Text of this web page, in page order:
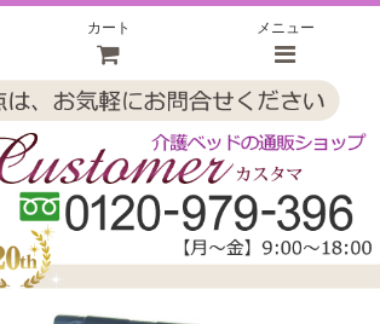
カート メニュー